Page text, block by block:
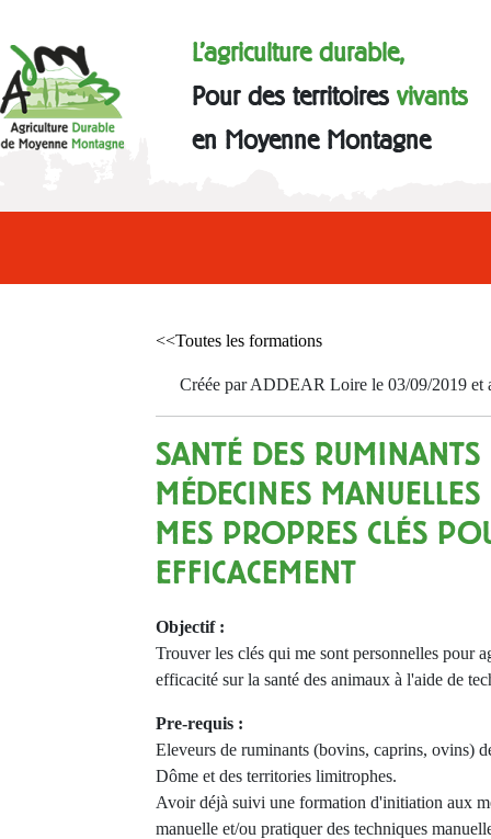
L'agriculture durable,
Pour des territoiresvivants
en Moyenne Montagne
<<Toutes les formations
Créée par ADDEAR Loire le 03/09/2019 et
SANTÉ DES RUMINANTS
MÉDECINES
MES PROPRES CLÉS
EFFICACEMENT
Objectif :
Trouver les clés qui me sont personnelles pour
efficacité sur la santé des animaux à l'aide de
Pre-requis :
Eleveurs de ruminants (bovins, caprins, ovins)
Dôme et des territories limitrophes.
Avoir déjà suivi une formation d'initiation aux
manuelle et/ou pratiquer des techniques